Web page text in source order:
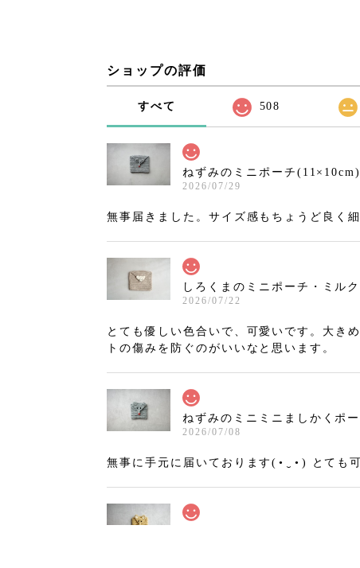
ショップの評価
すべて 508
ねずみのミニポーチ(11×10cm)
2026/07/29
無事届きました。サイズ感もちょうど良く
しろくまのミニポーチ・ミル
2026/07/22
とても優しい色合いで、可愛いです。大き
トの傷みを防ぐのがいいなと思います。
ねずみのミニミニましかくポ
2026/07/08
無事に手元に届いております(⁠•⁠‿⁠•⁠) とても